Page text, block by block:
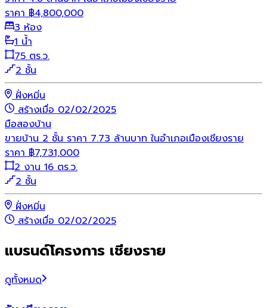
ราคา ฿4,800,000
3 ห้อง
1 น้ำ
75 ตร.ว.
2 ชั้น
ฝั่งหมิ่น
สร้างเมื่อ 02/02/2025
มือสองบ้าน
ขายบ้าน 2 ชั้น ราคา 7.73 ล้านบาท ในอำเภอเมืองเชียงราย
ราคา ฿7,731,000
2 งาน 16 ตร.ว.
2 ชั้น
ฝั่งหมิ่น
สร้างเมื่อ 02/02/2025
แบรนด์โครงการ เชียงราย
ดูทั้งหมด